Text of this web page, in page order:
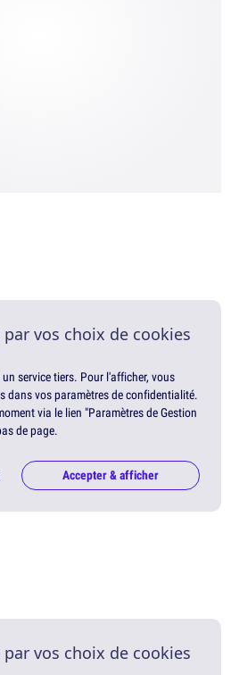
vos choix de cookies
service tiers. Pour l'afficher, vous
dans vos paramètres de confidentialité.
via le lien "Paramètres de Gestion
de page.
Accepter & afficher
vos choix de cookies